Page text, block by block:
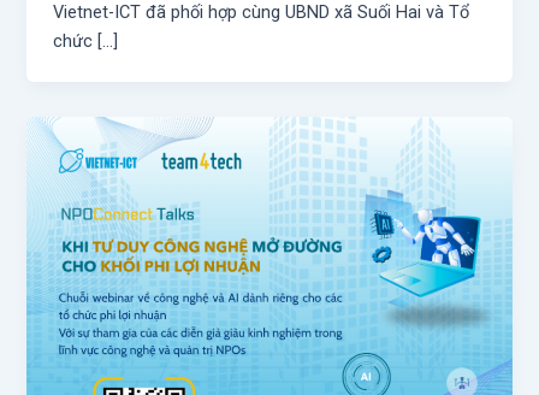
Vietnet-ICT đã phối hợp cùng UBND xã Suối Hai và Tổ
chức […]